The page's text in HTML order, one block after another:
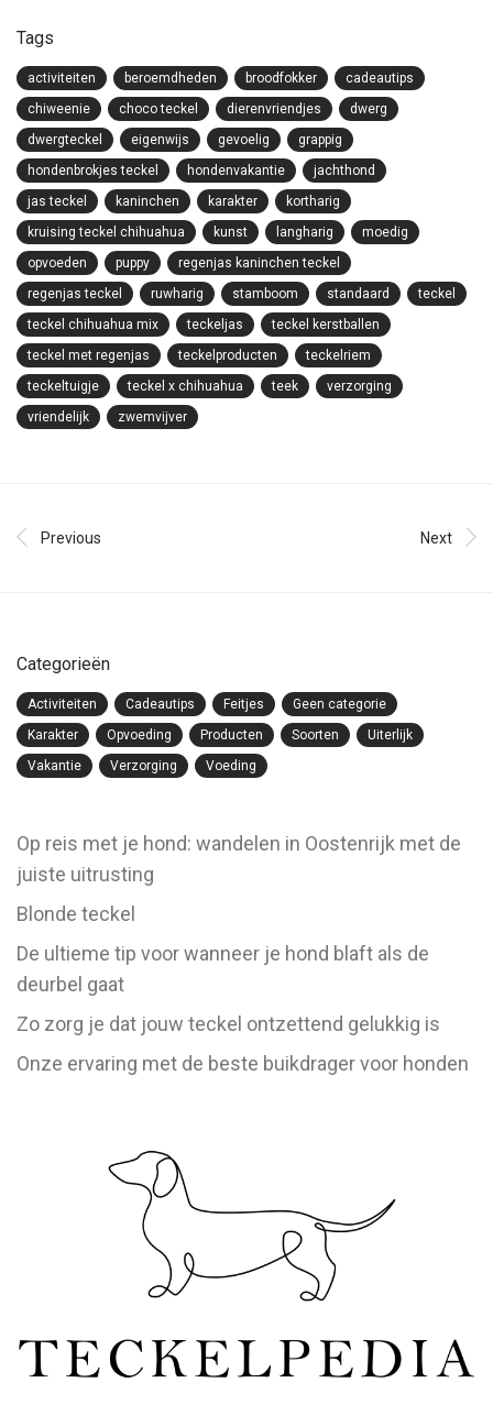
Tags
activiteiten beroemdheden broodfokker
cadeautips
chiweenie
choco teckel dierenvriendjes
dwerg
dwergteckel
eigenwijs gevoelig
grappig
hondenbrokjes teckel
hondenvakantie
jachthond
jas teckel
kaninchen karakter
kortharig
kruising teckel chihuahua
kunst langharig
moedig
opvoeden
puppy
regenjas kaninchen teckel
regenjas teckel
ruwharig stamboom standaard
teckel
teckel chihuahua mix
teckeljas
teckel kerstballen
teckel met regenjas
teckelproducten
teckelriem
teckeltuigje
teckel x chihuahua teek
verzorging
vriendelijk
zwemvijver
Previous Next
Categorieën
Activiteiten Cadeautips Feitjes
Geen categorie
Karakter
Opvoeding Producten Soorten
Uiterlijk
Vakantie
Verzorging Voeding
Op reis met je hond: wandelen in Oostenrijk met de
juiste uitrusting
Blonde teckel
De ultieme tip voor wanneer je hond blaft als de
deurbel gaat
Zo zorg je dat jouw teckel ontzettend gelukkig is
Onze ervaring met de beste buikdrager voor honden